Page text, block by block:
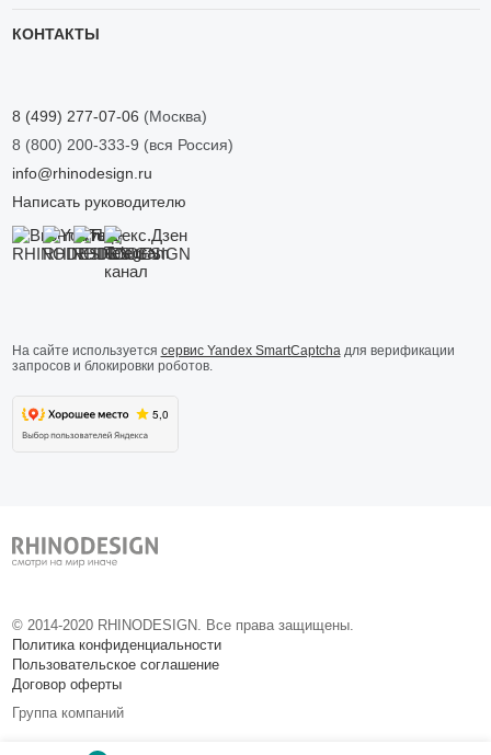
КОНТАКТЫ
8 (499) 277-07-06 (Москва)
8 (800) 200-333-9 (вся Россия)
info@rhinodesign.ru
Написать руководителю
На сайте используется сервис Yandex SmartCaptchaдля верификации
запросов и блокировки роботов.
© 2014-2020RHINODESIGN. Все права защищены.
Политика конфиденциальности
Пользовательское соглашение
Договор оферты
Группа компаний